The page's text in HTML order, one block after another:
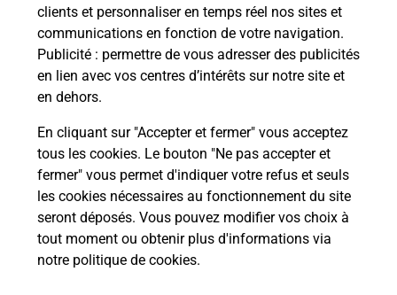
clients et personnaliser en temps réel nos sites et
communications en fonction de votre navigation.
Publicité : permettre de vous adresser des publicités
en lien avec vos centres d’intérêts sur notre site et
en dehors.
En cliquant sur "Accepter et fermer" vous acceptez
tous les cookies. Le bouton "Ne pas accepter et
fermer" vous permet d'indiquer votre refus et seuls
les cookies nécessaires au fonctionnement du site
seront déposés. Vous pouvez modifier vos choix à
tout moment ou obtenir plus d'informations via
notre politique de cookies.
08h30
Place De La Mairie
02380 Fresnes Sous Coucy
Localiser Liste Boîtes aux lettres Aisne Fresnes Sous Coucy